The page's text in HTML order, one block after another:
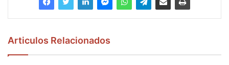
Articulos Relacionados